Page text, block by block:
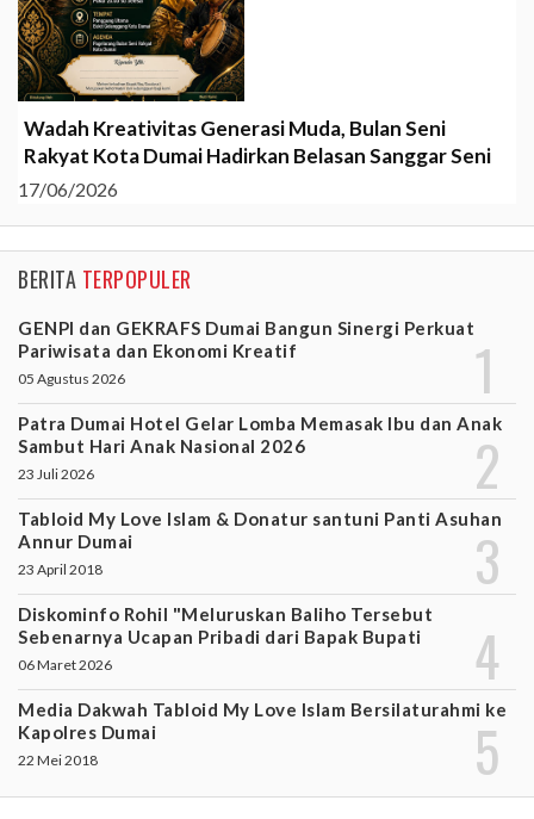
Wadah Kreativitas Generasi Muda, Bulan Seni
Rakyat Kota Dumai Hadirkan Belasan Sanggar Seni
17/06/2026
BERITA TERPOPULER
GENPI dan GEKRAFS Dumai Bangun Sinergi Perkuat
Pariwisata dan Ekonomi Kreatif
05 Agustus 2026
Patra Dumai Hotel Gelar Lomba Memasak Ibu dan Anak
Sambut Hari Anak Nasional 2026
23 Juli 2026
Tabloid My Love Islam & Donatur santuni Panti Asuhan
Annur Dumai
23 April 2018
Diskominfo Rohil "Meluruskan Baliho Tersebut
Sebenarnya Ucapan Pribadi dari Bapak Bupati
06 Maret 2026
Media Dakwah Tabloid My Love Islam Bersilaturahmi ke
Kapolres Dumai
22 Mei 2018